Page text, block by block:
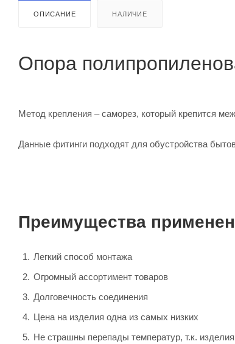
ОПИСАНИЕ НАЛИЧИЕ
Опора
Метод крепления – саморез, который крепится
Данные фитинги подходят для обустройства
Преимущества
Легкий способ монтажа
Огромный ассортимент товаров
Долговечность соединения
Цена на изделия одна из самых низких
Не страшны перепады температур, т.к.